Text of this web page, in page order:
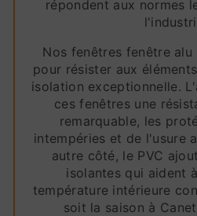
répondent aux normes
Nos fenêtres fenêtre alu
pour résister aux
isolation exceptionnelle.
ces fenêtres une
remarquable, les
intempéries et de l'usure
autre côté, le PVC
isolantes qui aident
température intérieure
soit la saison à